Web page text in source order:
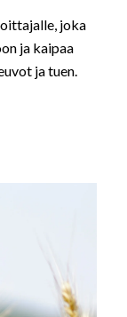
joka
ja kaipaa
ja tuen.